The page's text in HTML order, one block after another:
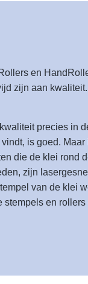
en
zijn aan
precies in
is goed.
die de klei rond
zijn
van de klei
stempels en